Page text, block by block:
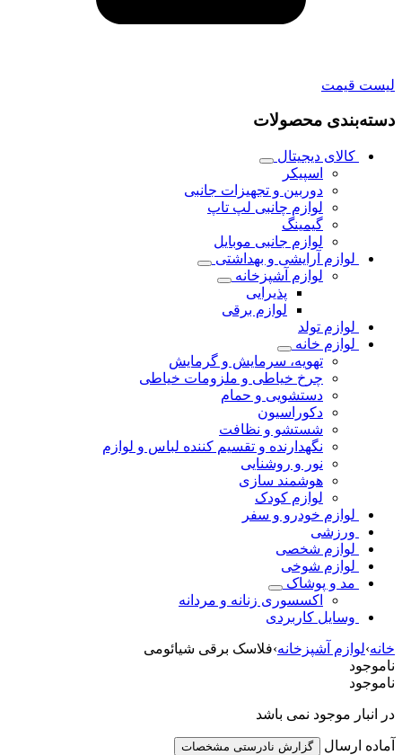
لیست قیمت
دسته‌بندی محصولات
کالای دیجیتال
اسپیکر
دوربین و تجهیزات جانبی
لوازم چانبی لپ تاپ
گیمینگ
لوازم جانبی موبایل
لوازم آرایشی و بهداشتی
لوازم آشپزخانه
پذیرایی
لوازم برقی
لوازم تولد
لوازم خانه
تهویه، سرمایش و گرمایش
چرخ خیاطی و ملزومات خیاطی
دستشویی و حمام
دکوراسیون
شستشو و نظافت
نگهدارنده و تقسیم کننده لباس و لوازم
نور و روشنایی
هوشمند سازی
لوازم کودک
لوازم خودرو و سفر
ورزشی
لوازم شخصی
لوازم شوخی
مد و پوشاک
اکسسوری زنانه و مردانه
وسایل کاربردی
خانه›لوازم آشپزخانه›فلاسک برقی شیائومی
ناموجود
ناموجود
در انبار موجود نمی باشد
آماده ارسال گزارش نادرستی مشخصات